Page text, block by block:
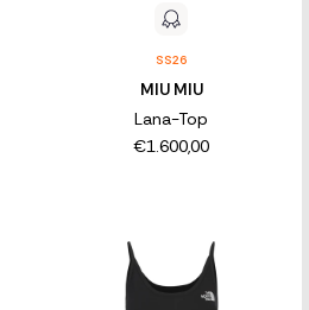
SS26
MIU MIU
Lana-Top
€1.600,00